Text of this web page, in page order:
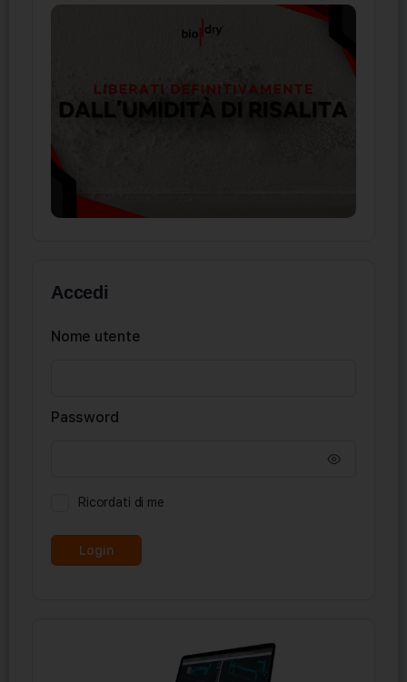
Accedi
Nome utente
Password
Ricordati di me